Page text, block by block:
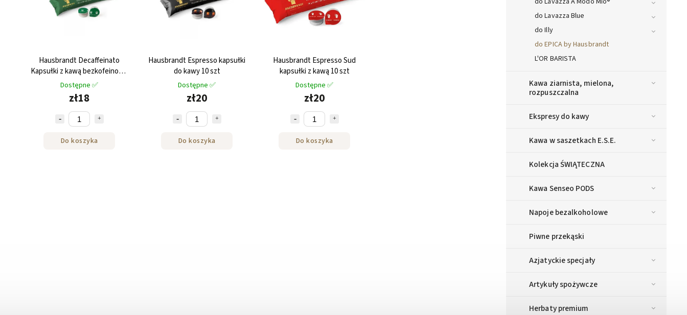
do Lavazza Blue
do Illy
do EPICA by Hausbrandt
L'OR BARISTA
Kawa ziarnista, mielona,
rozpuszczalna
Ekspresy do kawy
Kawa w saszetkach E.S.E.
Kolekcja ŚWIĄTECZNA
Kawa Senseo PODS
Napoje bezalkoholowe
Piwne przekąski
Azjatyckie specjały
Artykuły spożywcze
Herbaty premium
Hausbrandt Decaffeinato
Kapsułki z kawą bezkofeinową
10 szt
Dostępne ✅
zł18
Do koszyka
Hausbrandt Espresso kapsułki
do kawy 10 szt
Dostępne ✅
zł20
Do koszyka
Hausbrandt Espresso Sud
kapsułki z kawą 10 szt
Dostępne ✅
zł20
Do koszyka